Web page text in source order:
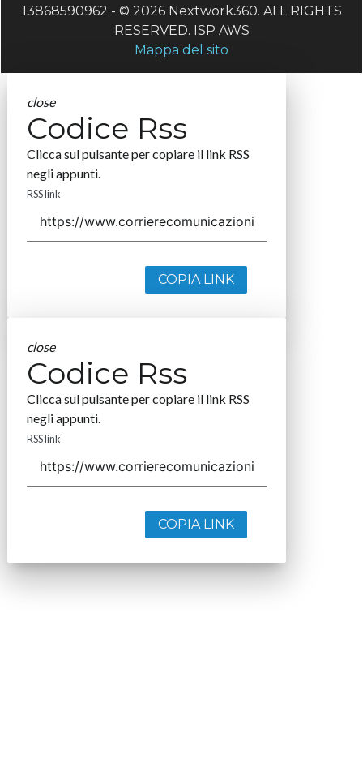
13868590962 - © 2026 Nextwork360. ALL RIGHTS
RESERVED. ISP AWS
Mappa del sito
close
Codice Rss
Clicca sul pulsante per copiare il link RSS
negli appunti.
RSS link
COPIA LINK
close
Codice Rss
Clicca sul pulsante per copiare il link RSS
negli appunti.
RSS link
COPIA LINK